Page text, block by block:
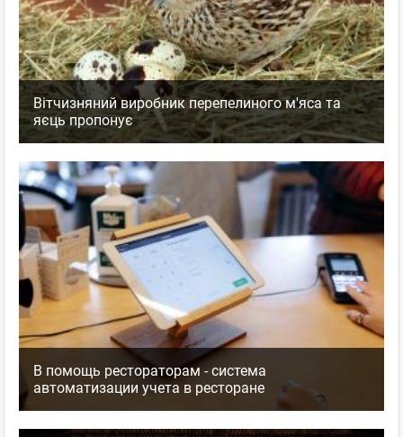
Вітчизняний виробник перепелиного м'яса та
яєць пропонує
В помощь рестораторам - система
автоматизации учета в ресторане